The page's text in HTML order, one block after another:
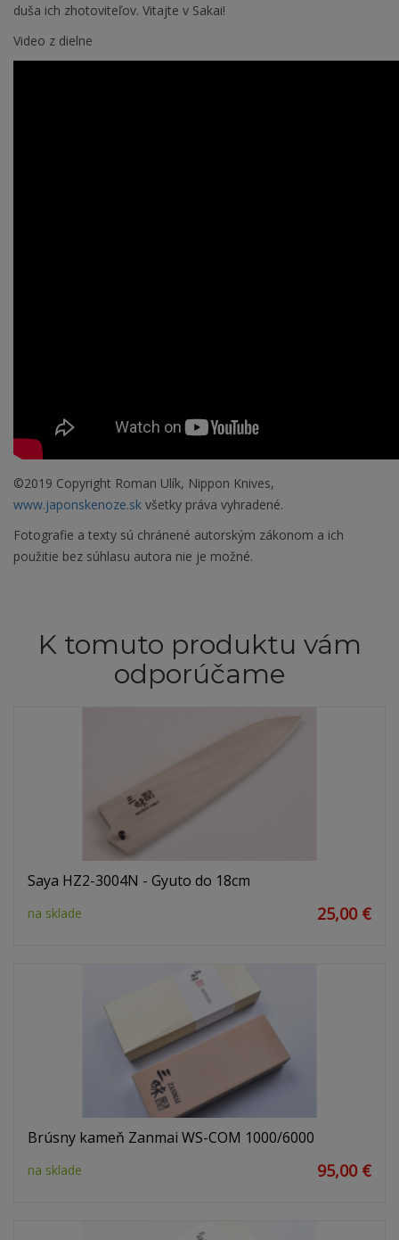
duša ich zhotoviteľov. Vitajte v Sakai!
Video z dielne
©2019 Copyright Roman Ulík, Nippon Knives,
www.japonskenoze.sk všetky práva vyhradené.
Fotografie a texty sú chránené autorským zákonom a ich
použitie bez súhlasu autora nie je možné.
K tomuto produktu vám
odporúčame
Saya HZ2-3004N - Gyuto do 18cm
na sklade 25,00 €
Brúsny kameň Zanmai WS-COM 1000/6000
na sklade 95,00 €